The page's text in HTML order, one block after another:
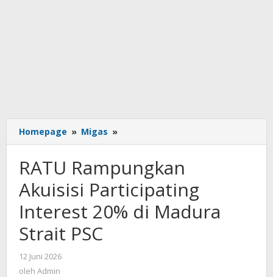
Homepage » Migas »
Rampungkan
Participating
Interest
20%
di
Madura
RATU Rampungkan
Akuisisi Participating
Interest 20% di Madura
Strait PSC
12 Juni 2026
oleh Admin